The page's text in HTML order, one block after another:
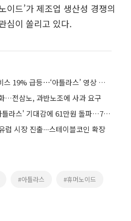
이드’가 제조업 생산성 경쟁의
심이 쏠리고 있다.
현대차 10%ㆍ현대모비스 19% 급등⋯‘아틀라스’ 영상 공개에 로봇주 강세
…전삼노, 과반노조에 사과 요구
현대차, 휴머노이드 '아틀라스' 기대감에 61만원 돌파…7%대 강세
시장 진출∙∙∙스테이블코인 확장
#아틀라스 #휴머노이드